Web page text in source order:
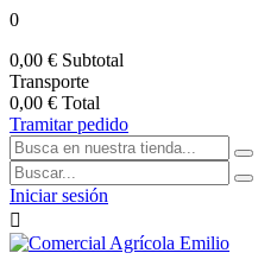
0
0,00 € Subtotal
Transporte
0,00 € Total
Tramitar pedido
Iniciar sesión
